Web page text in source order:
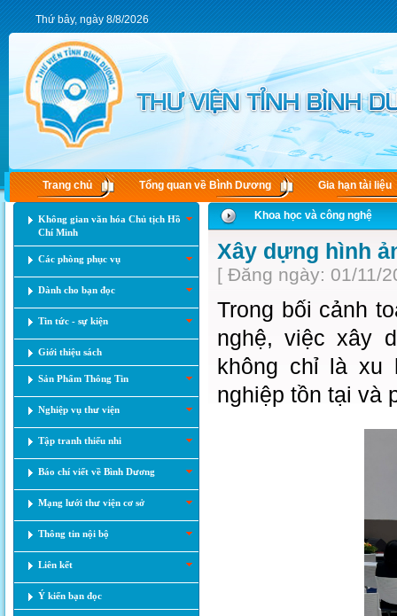
Thứ bảy, ngày 8/8/2026
Trang chủ Tổng quan về Bình Dương Gia hạn tài liệu
Không gian văn hóa Chủ tịch Hồ
Chí Minh
Các phòng phục vụ
Dành cho bạn đọc
Tin tức - sự kiện
Giới thiệu sách
Sản Phẩm Thông Tin
Nghiệp vụ thư viện
Tập tranh thiếu nhi
Báo chí viết về Bình Dương
Mạng lưới thư viện cơ sở
Thông tin nội bộ
Liên kết
Ý kiến bạn đọc
Khoa học và công nghệ
Xây dựng hình
[ Đăng ngày: 01/11/
Trong bối cảnh
nghệ, việc xây
không chỉ là xu
nghiệp tồn tại và